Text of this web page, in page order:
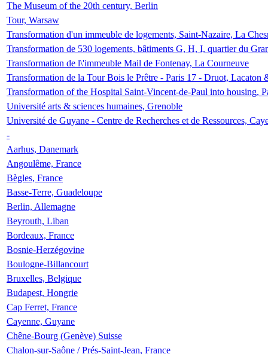
The Museum of the 20th century, Berlin
Tour, Warsaw
Transformation d'un immeuble de logements, Saint-Nazaire, La
Transformation de 530 logements, bâtiments G, H, I, quartier du
Transformation de l\'immeuble Mail de Fontenay, La Courneuve
Transformation de la Tour Bois le Prêtre - Paris 17 - Druot, Lacaton
Transformation of the Hospital Saint-Vincent-de-Paul into housing,
Université arts & sciences humaines, Grenoble
Université de Guyane - Centre de Recherches et de Ressources,
-
Aarhus, Danemark
Angoulême, France
Bègles, France
Basse-Terre, Guadeloupe
Berlin, Allemagne
Beyrouth, Liban
Bordeaux, France
Bosnie-Herzégovine
Boulogne-Billancourt
Bruxelles, Belgique
Budapest, Hongrie
Cap Ferret, France
Cayenne, Guyane
Chêne-Bourg (Genève) Suisse
Chalon-sur-Saône / Prés-Saint-Jean, France